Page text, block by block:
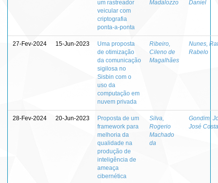
um rastreador
veicular com
criptografia
ponta-a-ponta
Madalozzo
Daniel
27-Fev-2024 15-Jun-2023
Uma proposta
de otimização
da comunicação
sigilosa no
Sisbin com o
uso da
computação em
nuvem privada
Ribeiro,
Cileno de
Magalhães
Nunes,
Rabelo
28-Fev-2024 20-Jun-2023
Proposta de um
framework para
melhoria da
qualidade na
produção de
inteligência de
ameaça
cibernética
Silva,
Rogerio
Machado
da
Gondim,
José Costa